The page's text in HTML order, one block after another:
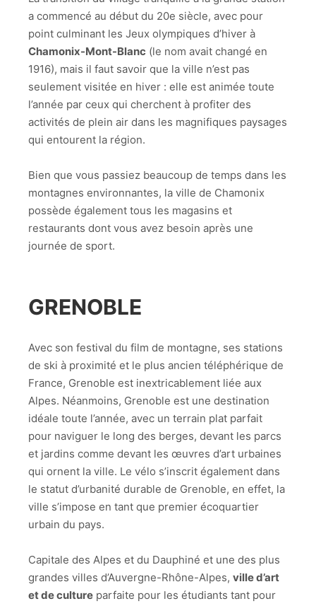
a commencé au début du 20e siècle, avec pour
point culminant les Jeux olympiques d’hiver à
Chamonix-Mont-Blanc (le nom avait changé en
1916), mais il faut savoir que la ville n’est pas
seulement visitée en hiver : elle est animée toute
l’année par ceux qui cherchent à profiter des
activités de plein air dans les magnifiques paysages
qui entourent la région.
Bien que vous passiez beaucoup de temps dans les
montagnes environnantes, la ville de Chamonix
possède également tous les magasins et
restaurants dont vous avez besoin après une
journée de sport.
GRENOBLE
Avec son festival du film de montagne, ses stations
de ski à proximité et le plus ancien téléphérique de
France, Grenoble est inextricablement liée aux
Alpes. Néanmoins, Grenoble est une destination
idéale toute l’année, avec un terrain plat parfait
pour naviguer le long des berges, devant les parcs
et jardins comme devant les œuvres d’art urbaines
qui ornent la ville. Le vélo s’inscrit également dans
le statut d’urbanité durable de Grenoble, en effet, la
ville s’impose en tant que premier écoquartier
urbain du pays.
Capitale des Alpes et du Dauphiné et une des plus
grandes villes d’Auvergne-Rhône-Alpes, ville d’art
et de culture parfaite pour les étudiants tant pour